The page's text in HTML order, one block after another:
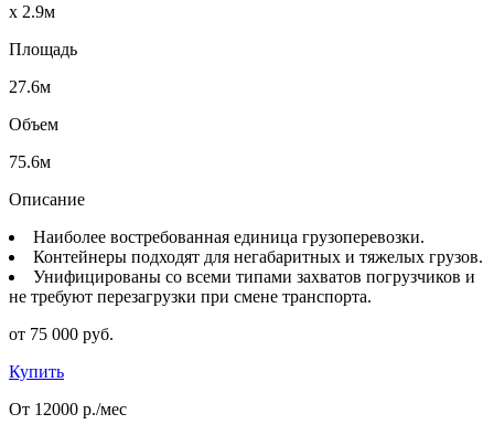
x 2.9м
Площадь
27.6м
Объем
75.6м
Описание
Наиболее востребованная единица грузоперевозки.
Контейнеры подходят для негабаритных и тяжелых грузов.
Унифицированы со всеми типами захватов погрузчиков и
не требуют перезагрузки при смене транспорта.
от 75 000 руб.
Купить
От 12000 р./мес